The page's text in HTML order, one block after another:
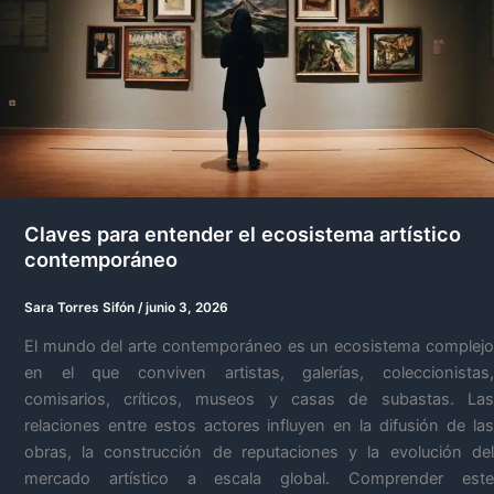
Claves para entender el ecosistema artístico
contemporáneo
Sara Torres Sifón /junio 3, 2026
El mundo del arte contemporáneo es un ecosistema complejo
en el que conviven artistas, galerías, coleccionistas,
comisarios, críticos, museos y casas de subastas. Las
relaciones entre estos actores influyen en la difusión de las
obras, la construcción de reputaciones y la evolución del
mercado artístico a escala global. Comprender este